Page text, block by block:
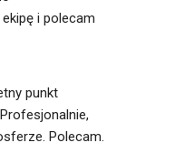
i polecam
punkt
Polecam.